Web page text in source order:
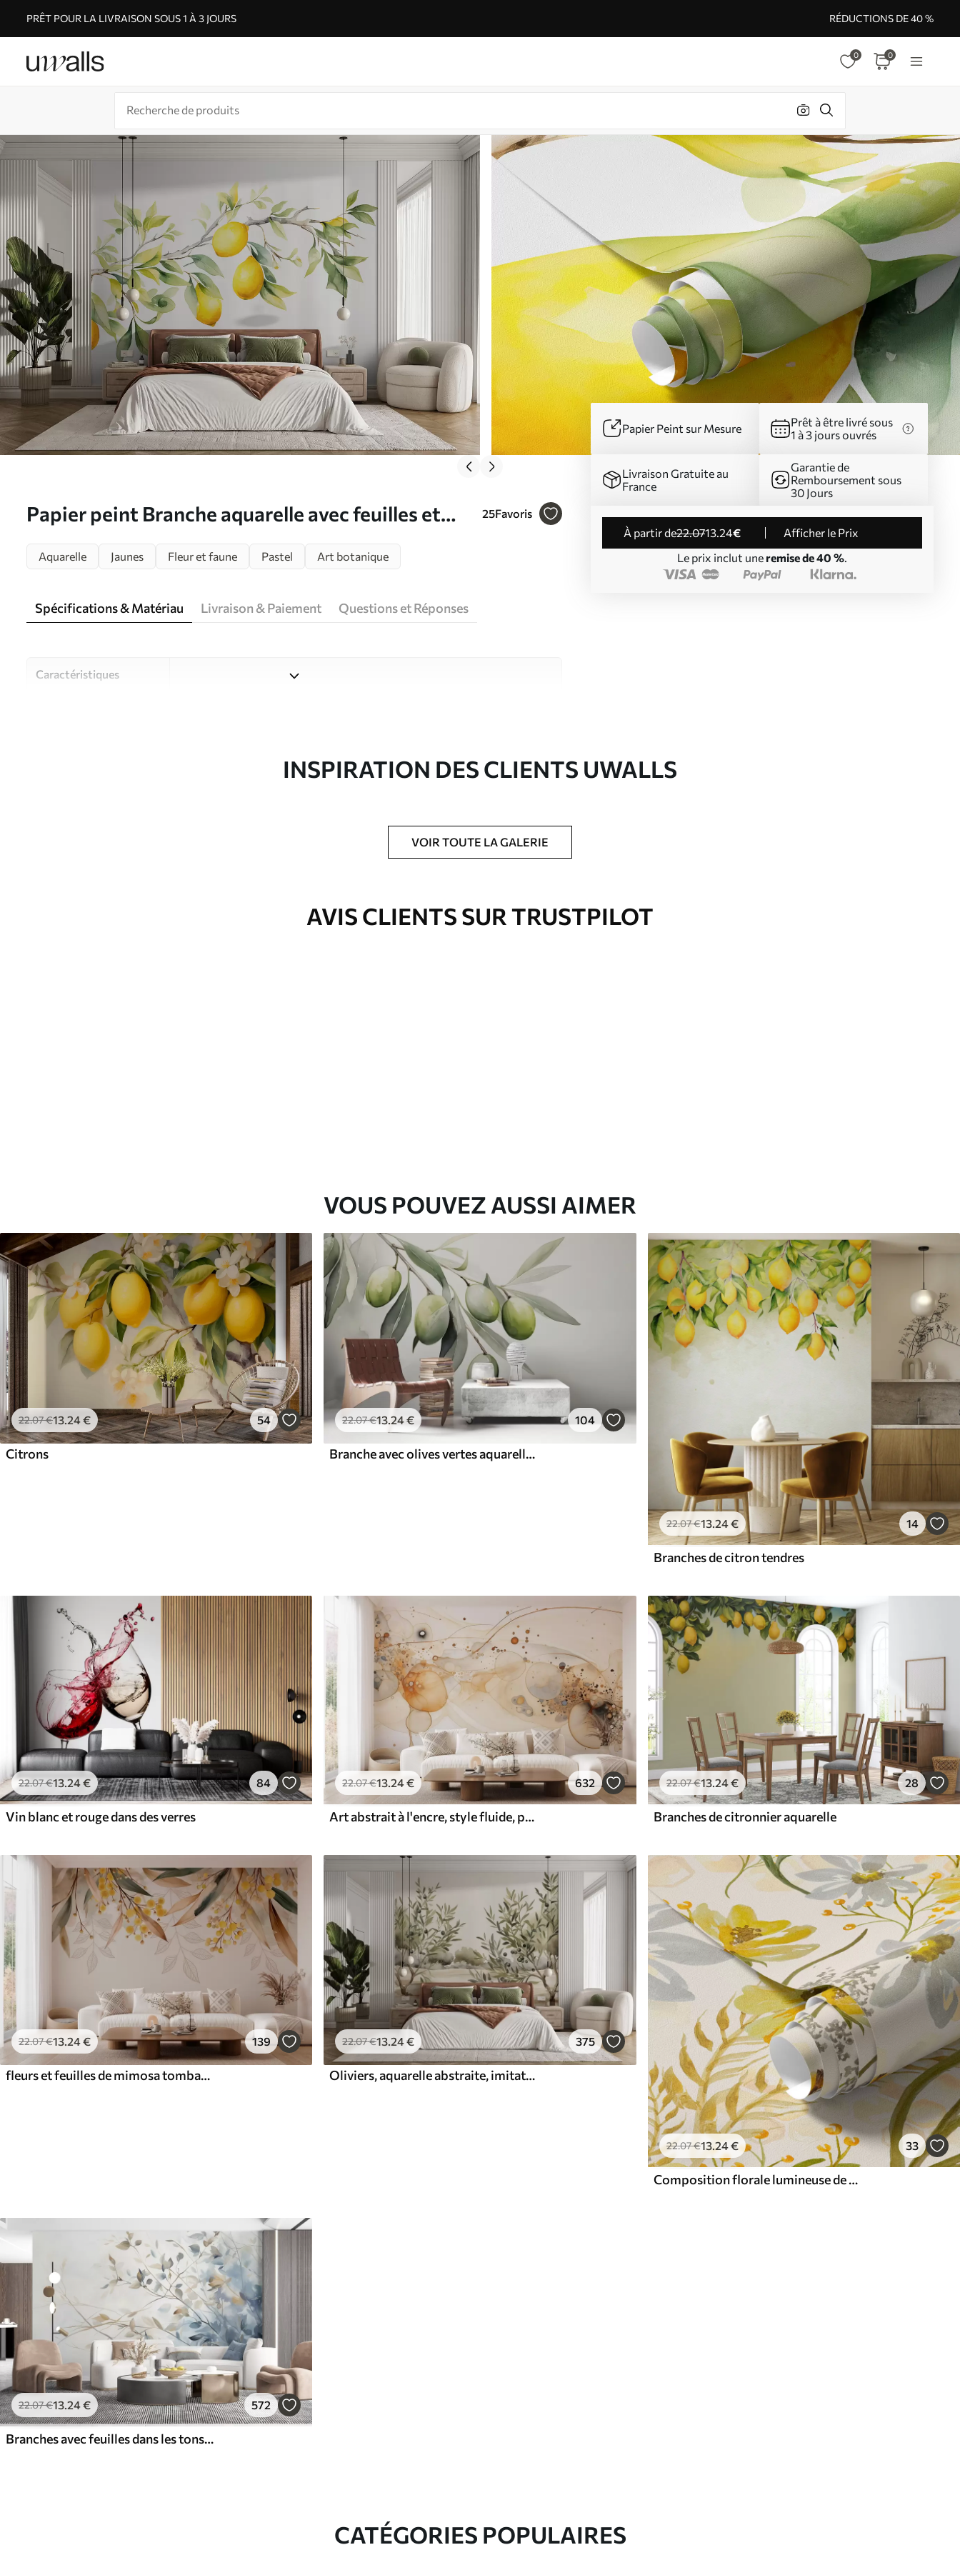
PRÊT POUR LA LIVRAISON SOUS 1 À 3 JOURS RÉDUCTIONS DE 40 %
0 0
Papier peint Branche aquarelle avec feuilles et
25Favoris
Papier Peint sur Mesure
Prêt à être livré sous
1 à 3 jours ouvrés
Livraison Gratuite au
France
Garantie de
Remboursement sous
30 Jours
à partir de22.0713.24€
Afficher le Prix
Le prix inclut une remise de 40 %.
Aquarelle Jaunes Fleur et faune Pastel Art botanique
Spécifications & Matériau Livraison & Paiement Questions et Réponses
Caractéristiques
Studio de design Uwalls
Imprimé sur commande et livré en rouleaux jusqu’à 50 cm de large.
INSPIRATION DES CLIENTS UWALLS
VOIR TOUTE LA GALERIE
AVIS CLIENTS SUR TRUSTPILOT
VOUS POUVEZ AUSSI AIMER
22.07€13 .24€ 54
Citrons
22.07€13 .24€ 104
Branche avec olives vertes aquarelle humide
22.07€13.24€ 14
Branches de citron tendres
22.07€13.24€ 84
Vin blanc et rouge dans des verres
22.07€13.24€ 632
Art abstrait à l'encre, style fluide, palette de couleurs beige
22.07€13.24€ 28
Branches de citronnier aquarelle
22.07€13.24€ 139
fleurs et feuilles de mimosa tombant du ciel dans un style aquarelle
22.07€13.24€ 375
Oliviers, aquarelle abstraite, imitation d'aquarelle
22.07€13.24€ 33
Composition florale lumineuse de couleur jaune
22.07€13 .24€ 572
Branches avec feuilles dans les tons bleus et bruns, fond clair, doux et délicat, style aquarelle
CATÉGORIES POPULAIRES